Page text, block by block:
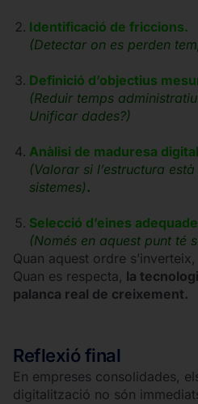
Identificació de friccions.
(Detectar on es perden
Definició d’objectius
(Reduir temps
Unificar dades?)
Anàlisi de maduresa
(Valorar si l’estructura
sistemes).
Selecció d’eines
(Només en aquest punt té
Quan aquest ordre
Quan es respecta, la
palanca real de creixement.
Reflexió final
En empreses consolidades,
digitalització no són